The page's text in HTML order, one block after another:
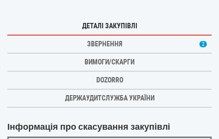
ДЕТАЛІ ЗАКУПІВЛІ
ЗВЕРНЕННЯ 2
ВИМОГИ/СКАРГИ
DOZORRO
ДЕРЖАУДИТСЛУЖБА УКРАЇНИ
Інформація про скасування закупівлі